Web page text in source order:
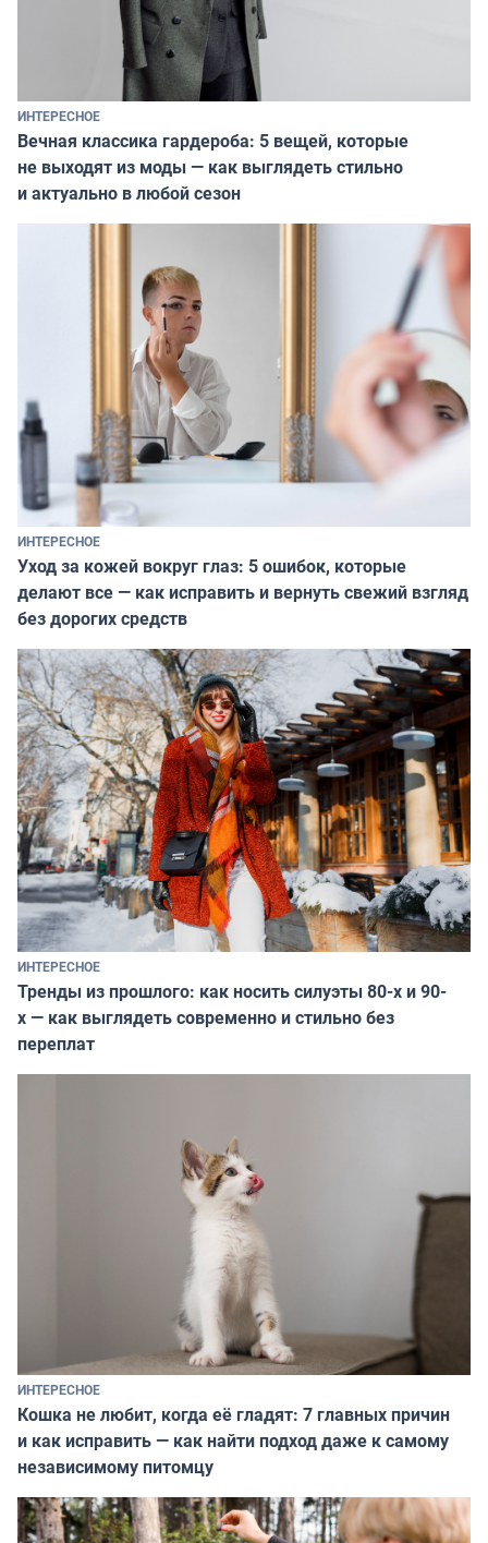
ИНТЕРЕСНОЕ
Вечная классика гардероба: 5 вещей, которые
не выходят из моды — как выглядеть стильно
и актуально в любой сезон
ИНТЕРЕСНОЕ
Уход за кожей вокруг глаз: 5 ошибок, которые
делают все — как исправить и вернуть свежий взгляд
без дорогих средств
ИНТЕРЕСНОЕ
Тренды из прошлого: как носить силуэты 80-х и 90-
х — как выглядеть современно и стильно без
переплат
ИНТЕРЕСНОЕ
Кошка не любит, когда её гладят: 7 главных причин
и как исправить — как найти подход даже к самому
независимому питомцу